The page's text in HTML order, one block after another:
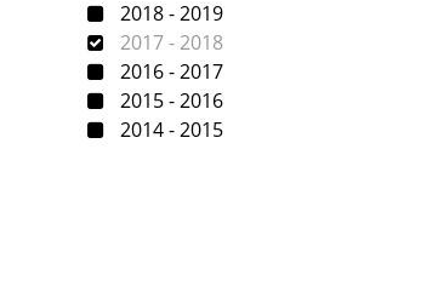
2018 - 2019
2017 - 2018
2016 - 2017
2015 - 2016
2014 - 2015